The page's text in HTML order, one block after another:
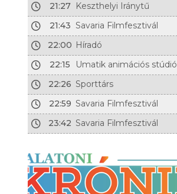
21:27 Keszthelyi Iránytű
21:43 Savaria Filmfesztivál
22:00 Híradó
22:15
Umatik animációs stúdió
22:26 Sporttárs
22:59 Savaria Filmfesztivál
23:42 Savaria Filmfesztivál